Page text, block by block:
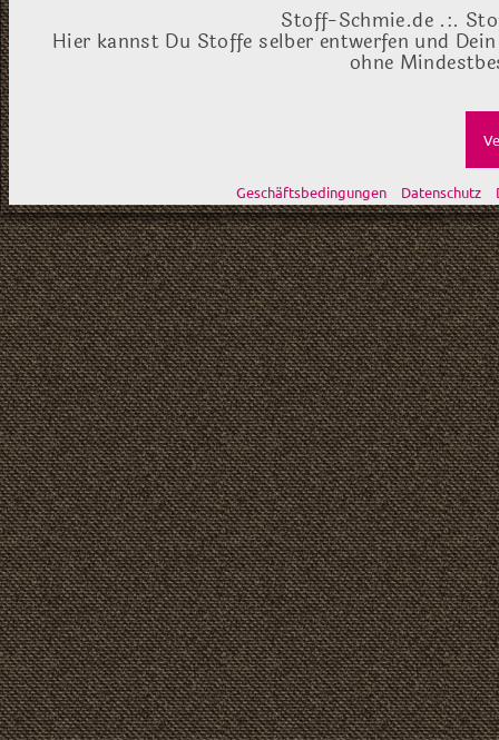
Stoff-Schmie.de .:.
Hier kannst Du Stoffe selber entwerfen und
ohne
Geschäftsbedingungen Datenschutz